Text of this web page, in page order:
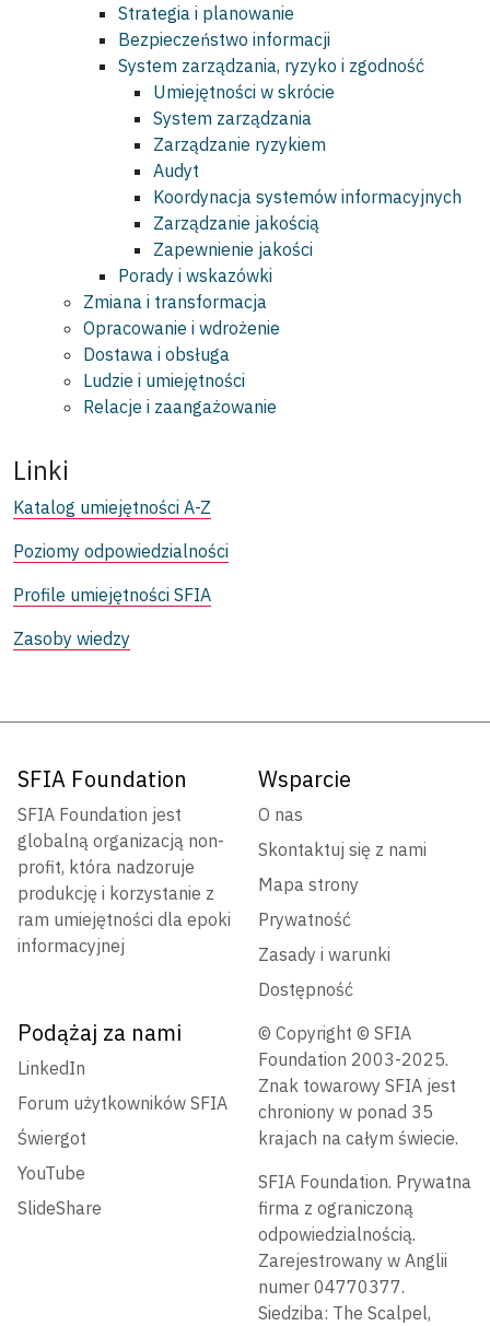
Strategia i planowanie
Bezpieczeństwo informacji
System zarządzania, ryzyko i zgodność
Umiejętności w skrócie
System zarządzania
Zarządzanie ryzykiem
Audyt
Koordynacja systemów informacyjnych
Zarządzanie jakością
Zapewnienie jakości
Porady i wskazówki
Zmiana i transformacja
Opracowanie i wdrożenie
Dostawa i obsługa
Ludzie i umiejętności
Relacje i zaangażowanie
Linki
Katalog umiejętności A-Z
Poziomy odpowiedzialności
Profile umiejętności SFIA
Zasoby wiedzy
SFIA Foundation
SFIA Foundation jest
globalną organizacją non-
profit, która nadzoruje
produkcję i korzystanie z
ram umiejętności dla epoki
informacyjnej
Wsparcie
O nas
Skontaktuj się z nami
Mapa strony
Prywatność
Zasady i warunki
Dostępność
Podążaj za nami
LinkedIn
Forum użytkowników SFIA
Świergot
YouTube
SlideShare
© Copyright © SFIA
Foundation 2003-2025.
Znak towarowy SFIA jest
chroniony w ponad 35
krajach na całym świecie.
SFIA Foundation. Prywatna
firma z ograniczoną
odpowiedzialnością.
Zarejestrowany w Anglii
numer 04770377.
Siedziba: The Scalpel,